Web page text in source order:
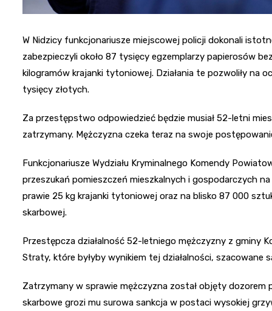
W Nidzicy funkcjonariusze miejscowej policji dokonali
zabezpieczyli około 87 tysięcy egzemplarzy papierosów
kilogramów krajanki tytoniowej. Działania te pozwoliły na
tysięcy złotych.
Za przestępstwo odpowiedzieć będzie musiał 52-letni
zatrzymany. Mężczyzna czeka teraz na swoje
Funkcjonariusze Wydziału Kryminalnego Komendy
przeszukań pomieszczeń mieszkalnych i gospodarczych
prawie 25 kg krajanki tytoniowej oraz na blisko 87 000
skarbowej.
Przestępcza działalność 52-letniego mężczyzny z gminy
Straty, które byłyby wynikiem tej działalności, szacowane
Zatrzymany w sprawie mężczyzna został objęty
skarbowe grozi mu surowa sankcja w postaci wysokiej